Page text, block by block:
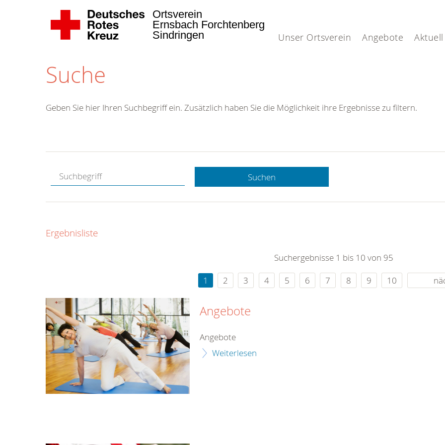
Unser Ortsverein Angebote Aktuell
Ortsverein
Ernsbach Forchtenberg
Sindringen
Suche
Hotline.
gerne.
rund um die Uhr
Geben Sie hier Ihren Suchbegriff ein. Zusätzlich haben Sie die Möglichkeit ihre Ergebnisse zu filtern.
Suchen
Ergebnisliste
Suchergebnisse 1 bis 10 von 95
1
2 3 4 5 6 7 8 9 10
Angebote
Angebote
Weiterlesen